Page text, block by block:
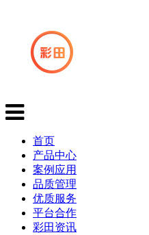
首页
产品中心
案例应用
品质管理
优质服务
平台合作
彩田资讯